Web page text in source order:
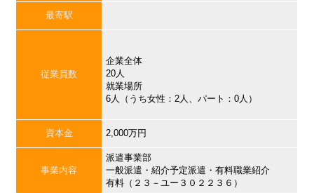
最寄駅
従業員数
企業全体
20人
就業場所
6人（うち女性：2人、パート：0人）
資本金 2,000万円
事業内容
派遣事業部
一般派遣・紹介予定派遣・有料職業紹介
有料（２３－ユー３０２２３６）